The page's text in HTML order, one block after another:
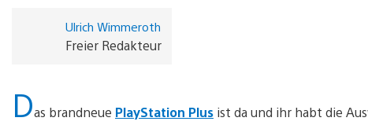
Ulrich Wimmeroth
Freier Redakteur
Das brandneue PlayStation Plus ist da und ihr habt die